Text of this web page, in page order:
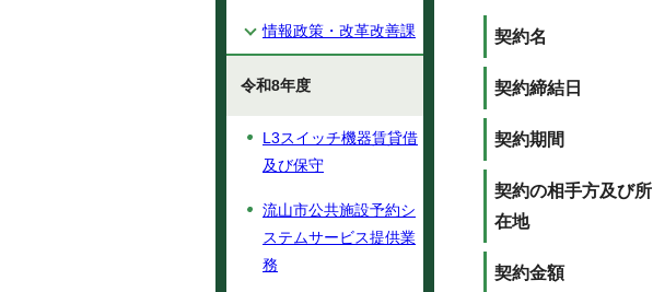
契約名
契約締結日
契約期間
契約の相手方及び所
在地
契約金額
情報政策・改革改善課
令和8年度
L3スイッチ機器賃貸借
及び保守
流山市公共施設予約シ
ステムサービス提供業
務